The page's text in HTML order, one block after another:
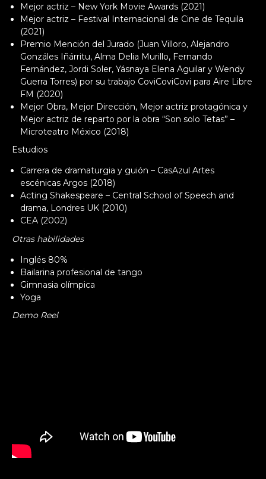
Mejor actriz – New York Movie Awards (2021)
Mejor actriz – Festival Internacional de Cine de Tequila
(2021)
Premio Mención del Jurado (Juan Villoro, Alejandro
Gonzáles Iñárritu, Alma Delia Murillo, Fernando
Fernández, Jordi Soler, Yásnaya Elena Aguilar y Wendy
Guerra Torres) por su trabajo CoviCoviCovi para Aire Libre
FM (2020)
Mejor Obra, Mejor Dirección, Mejor actriz protagónica y
Mejor actriz de reparto por la obra “Son solo Tetas” –
Microteatro México (2018)
Estudios
Carrera de dramaturgia y guión – CasAzul Artes
escénicas Argos (2018)
Acting Shakespeare – Central School of Speech and
drama, Londres UK (2010)
CEA (2002)
Otras habilidades
Inglés 80%
Bailarina profesional de tango
Gimnasia olímpica
Yoga
Demo Reel